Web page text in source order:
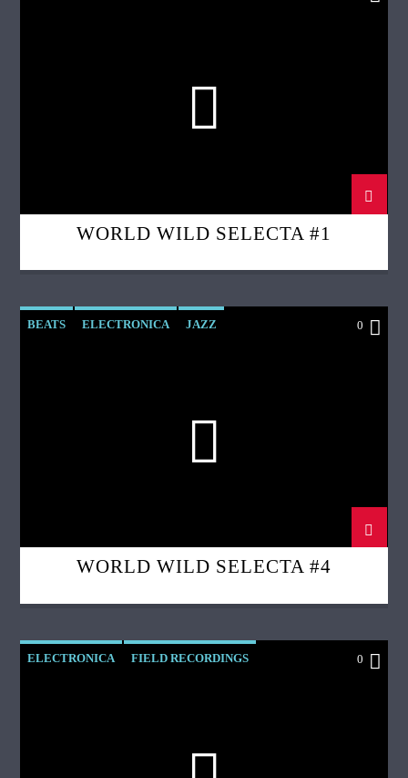
WORLD WILD SELECTA #1
BEATS ELECTRONICA JAZZ 0
WORLD WILD SELECTA #4
ELECTRONICA FIELD RECORDINGS 0